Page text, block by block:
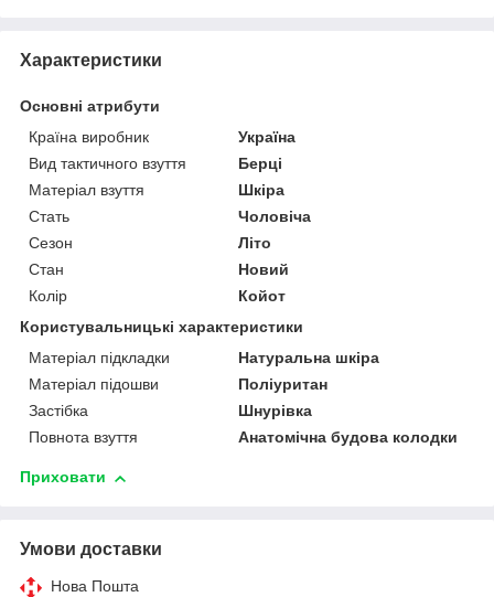
Характеристики
Основні атрибути
Країна виробник
Україна
Вид тактичного взуття
Берці
Матеріал взуття
Шкіра
Стать
Чоловіча
Сезон
Літо
Стан
Новий
Колір
Койот
Користувальницькі характеристики
Матеріал підкладки
Натуральна шкіра
Матеріал підошви
Поліуритан
Застібка
Шнурівка
Повнота взуття
Анатомічна будова колодки
Приховати
Умови доставки
Нова Пошта